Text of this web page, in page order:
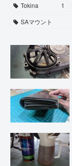
Tokina
1
SAマウント